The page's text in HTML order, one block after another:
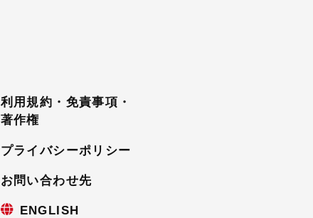
利用規約・免責事項・
著作権
プライバシーポリシー
お問い合わせ先
ENGLISH